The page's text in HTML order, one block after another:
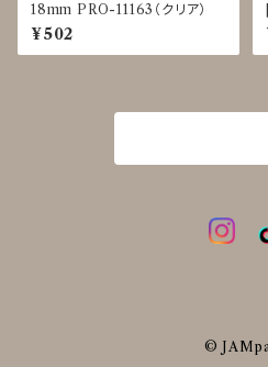
18mm PRO-11163（クリア）
¥502
©